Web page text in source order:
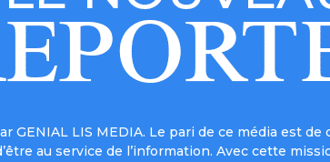
GENIAL LIS MEDIA. Le pari de ce média est
au service de l’information. Avec cette